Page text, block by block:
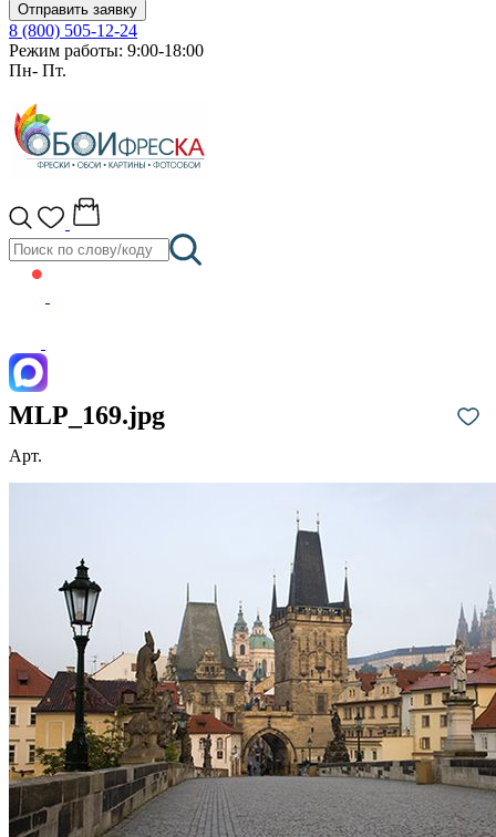
Отправить заявку
8 (800) 505-12-24
Режим работы: 9:00-18:00
Пн- Пт.
MLP_169.jpg
Арт.